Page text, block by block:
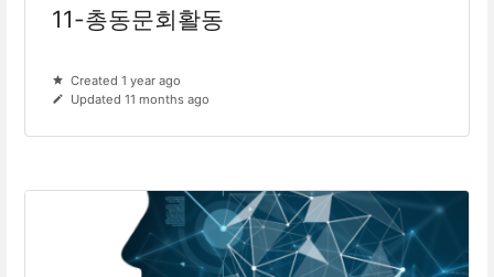
11-총동문회활동
Created 1 year ago
Updated 11 months ago